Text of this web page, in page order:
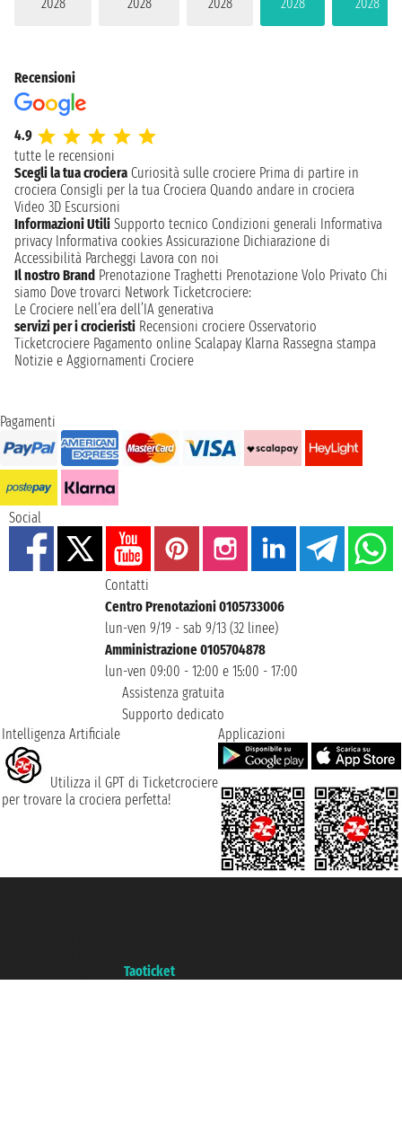
Recensioni
4.9
tutte le recensioni
Scegli la tua crociera Curiosità sulle crociere Prima di partire in
crociera Consigli per la tua Crociera Quando andare in crociera
Video 3D Escursioni
Informazioni Utili Supporto tecnico Condizioni generali Informativa
privacy Informativa cookies Assicurazione Dichiarazione di
Accessibilità Parcheggi Lavora con noi
Il nostro Brand Prenotazione Traghetti Prenotazione Volo Privato Chi
siamo Dove trovarci Network Ticketcrociere:
Le Crociere nell’era dell’IA generativa
servizi per i crocieristi Recensioni crociere Osservatorio
Ticketcrociere Pagamento online Scalapay Klarna Rassegna stampa
Notizie e Aggiornamenti Crociere
Pagamenti
Social
Contatti
Centro Prenotazioni 0105733006
lun-ven 9/19 - sab 9/13 (32 linee)
Amministrazione 0105704878
lun-ven 09:00 - 12:00 e 15:00 - 17:00
Assistenza gratuita
Supporto dedicato
Intelligenza Artificiale
Utilizza il GPT di Ticketcrociere
per trovare la crociera perfetta!
Applicazioni
Taoticket